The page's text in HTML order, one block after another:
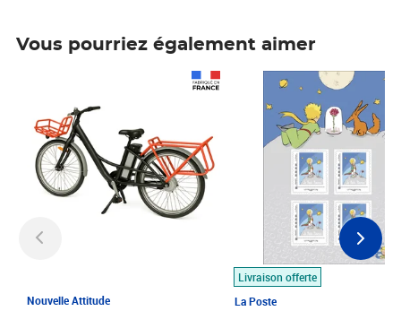
Vous pourriez également aimer
Nouvelle Attitude
Livraison offerte
La Poste
Prix 7,50€